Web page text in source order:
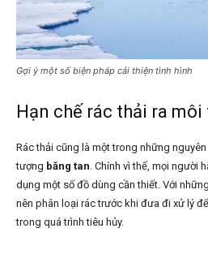
Gợi ý một số biện pháp cải thiện tình hình
Hạn chế rác thải ra
Rác thải cũng là một trong những
tượng băng tan . Chính vì thế, mọi người
dụng một số đồ dùng cần thiết. Với
nên phân loại rác trước khi đưa đi xử lý
trong quá trình tiêu hủy.